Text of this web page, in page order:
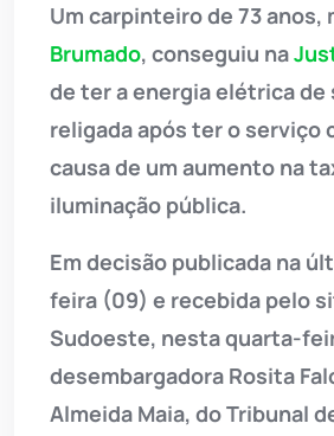
Um carpinteiro de 73 anos,
Brumado, conseguiu na
de ter a energia elétrica de
religada após ter o serviço
causa de um aumento na
iluminação pública.
Em decisão publicada na
feira (09) e recebida pelo
Sudoeste, nesta quarta-
desembargadora Rosita
Almeida Maia, do Tribunal